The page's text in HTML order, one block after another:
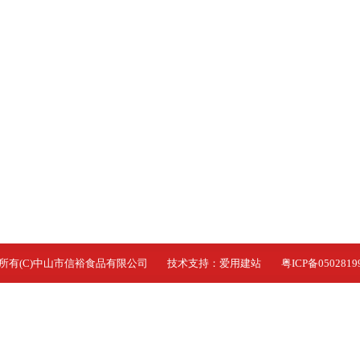
有(C)中山市信裕食品有限公司 技术支持： 爱用建站 粤ICP备